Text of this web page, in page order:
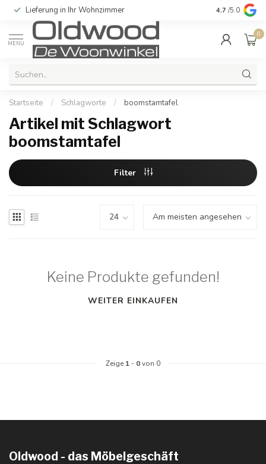
Lieferung in Ihr Wohnzimmer Qualität und
4.7 /5.0
MENU
0
Startseite / Schlagworte / boomstamtafel
Artikel mit Schlagwort
boomstamtafel
Filter
Keine Produkte gefunden!
WEITER EINKAUFEN
Zeige 1 - 0von 0
Oldwood - das Möbelgeschäft